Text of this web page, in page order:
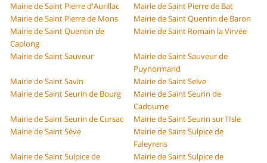
Mairie de Saint Pierre d'Aurillac
Mairie de Saint Pierre de Bat
Mairie de Saint Pierre de Mons
Mairie de Saint Quentin de Baron
Mairie de Saint Quentin de
Caplong
Mairie de Saint Romain la Virvée
Mairie de Saint Sauveur
Mairie de Saint Sauveur de
Puynormand
Mairie de Saint Savin
Mairie de Saint Selve
Mairie de Saint Seurin de Bourg
Mairie de Saint Seurin de
Cadourne
Mairie de Saint Seurin de Cursac
Mairie de Saint Seurin sur l'Isle
Mairie de Saint Sève
Mairie de Saint Sulpice de
Faleyrens
Mairie de Saint Sulpice de
Mairie de Saint Sulpice de